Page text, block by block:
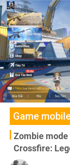
Legends
Grand Finals.
Game
Zombie mode
Crossfire: